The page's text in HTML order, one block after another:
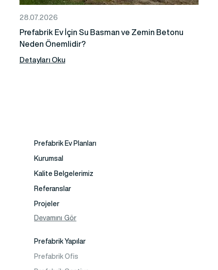
28.07.2026
Prefabrik Ev İçin Su Basman ve Zemin Betonu
Neden Önemlidir?
Detayları Oku
Prefabrik Ev Planları
Kurumsal
Kalite Belgelerimiz
Referanslar
Projeler
Fotoğraf Galeri
Devamını Gör
Prefabrik Yapılar
Prefabrik Ofis